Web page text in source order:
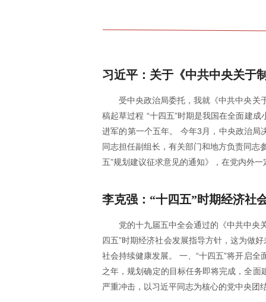
习近平：关于《中共中央关于
受中央政治局委托，我就《中共中央关
稿起草过程 “十四五”时期是我国在全面建
进军的第一个五年。 今年3月，中央政治局
同志担任副组长，有关部门和地方负责同
五”规划建议征求意见的通知》，在党内外
李克强：“十四五”时期经济社
党的十九届五中全会通过的《中共中央
四五”时期经济社会发展指导方针，这为做
社会持续健康发展。 一、“十四五”将开启
之年，规划确定的目标任务即将完成，全
严重冲击，以习近平同志为核心的党中央团